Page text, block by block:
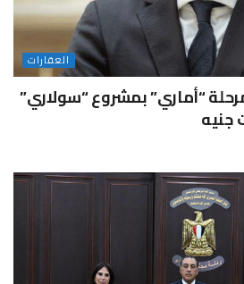
العقارات
“أماري” بمشروع “سولاري”